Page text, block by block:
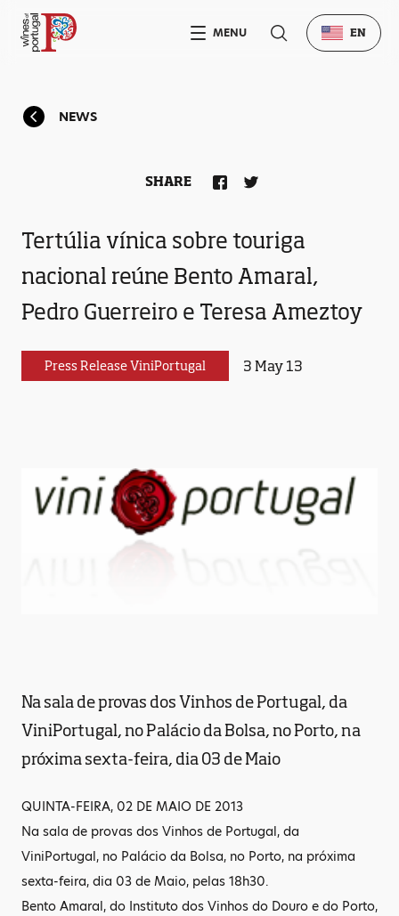
NEWS
Tertúlia vínica sobre touriga
nacional reúne Bento Amaral,
Pedro Guerreiro e Teresa Ameztoy
Press Release ViniPortugal 3 May 13
SHARE
Na sala de provas dos Vinhos de Portugal, da
ViniPortugal, no Palácio da Bolsa, no Porto, na
próxima sexta-feira, dia 03 de Maio
QUINTA-FEIRA, 02 DE MAIO DE 2013
Na sala de provas dos Vinhos de Portugal, da
ViniPortugal, no Palácio da Bolsa, no Porto, na próxima
sexta-feira, dia 03 de Maio, pelas 18h30.
Bento Amaral, do Instituto dos Vinhos do Douro e do Porto,
MENU EN